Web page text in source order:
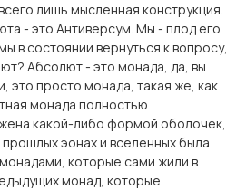
лишь мысленная конструкция.
- это Антиверсум. Мы - плод его
в состоянии вернуться к вопросу,
Абсолют - это монада, да, вы
это просто монада, такая же, как
монада полностью
какой-либо формой оболочек,
прошлых эонах и вселенных была
которые сами жили в
монад, которые